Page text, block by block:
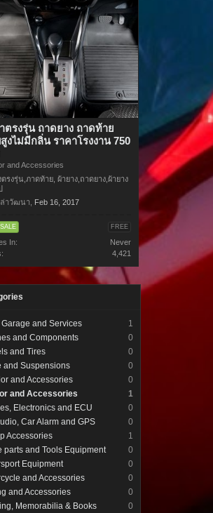
and Services
1
and Components
0
and Tires
0
and Suspensions
0
and Accessories
0
and Accessories
1
Electronics and ECU
0
Car Alarm and GPS
0
Accessories
1
parts and Tools Equipment
0
Equipment
0
and Accessories
0
and Accessories
0
Memorabilia & Books
0
ตรงรุ่น ถาดยาง ถาดท้าย
งไม่มีกลิ่น ราคาโรงงาน 750
and Accessories
ตรงรุ่น,ภาดท้าย, ผ้ายาง,ถาดยาง,ผ้ายาง
ล่าวัฒนา
Feb 16, 2017
FREE
In:
Never
4,421